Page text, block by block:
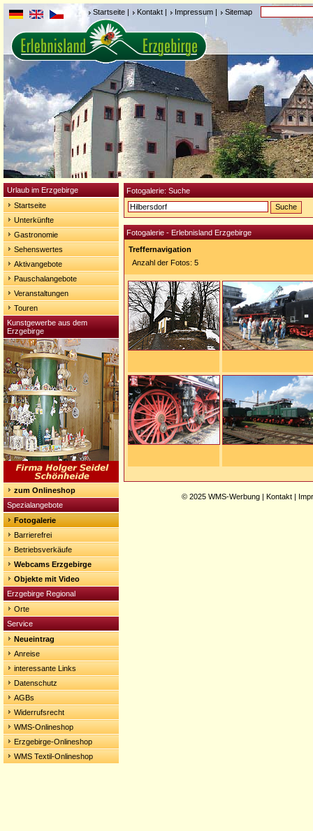
Startseite | Kontakt | Impressum | Sitemap
Urlaub im Erzgebirge
Startseite
Unterkünfte
Gastronomie
Sehenswertes
Aktivangebote
Pauschalangebote
Veranstaltungen
Touren
Kunstgewerbe aus dem
Erzgebirge
zum Onlineshop
Spezialangebote
Fotogalerie
Barrierefrei
Betriebsverkäufe
Webcams Erzgebirge
Objekte mit Video
Erzgebirge Regional
Orte
Service
Neueintrag
Anreise
interessante Links
Datenschutz
AGBs
Widerrufsrecht
WMS-Onlineshop
Erzgebirge-Onlineshop
WMS Textil-Onlineshop
Fotogalerie: Suche
Fotogalerie - Erlebnisland Erzgebirge
Treffernavigation
Anzahl der Fotos: 5
© 2025 WMS-Werbung | Kontakt |